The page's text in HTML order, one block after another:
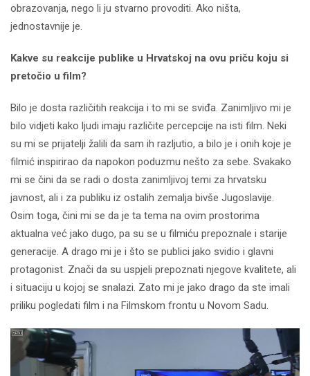
obrazovanja, nego li ju stvarno provoditi. Ako ništa,
jednostavnije je.
Kakve su reakcije publike u Hrvatskoj na ovu priču koju si
pretočio u film?
Bilo je dosta različitih reakcija i to mi se sviđa. Zanimljivo mi je
bilo vidjeti kako ljudi imaju različite percepcije na isti film. Neki
su mi se prijatelji žalili da sam ih razljutio, a bilo je i onih koje je
filmić inspirirao da napokon poduzmu nešto za sebe. Svakako
mi se čini da se radi o dosta zanimljivoj temi za hrvatsku
javnost, ali i za publiku iz ostalih zemalja bivše Jugoslavije.
Osim toga, čini mi se da je ta tema na ovim prostorima
aktualna već jako dugo, pa su se u filmiću prepoznale i starije
generacije. A drago mi je i što se publici jako svidio i glavni
protagonist. Znači da su uspjeli prepoznati njegove kvalitete, ali
i situaciju u kojoj se snalazi. Zato mi je jako drago da ste imali
priliku pogledati film i na Filmskom frontu u Novom Sadu.